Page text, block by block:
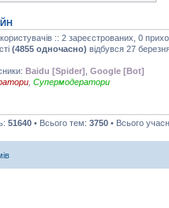
користувачів :: 2 зареєстрованих, 0
(4855 одночасно) відбувся 27
Baidu [Spider] Google [Bot]
Супермодератори
51640 • Всього тем: 3750 • Всього